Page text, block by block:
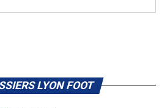
LYON FOOT